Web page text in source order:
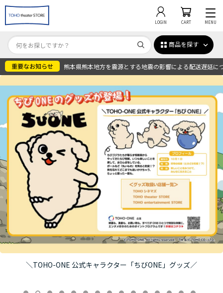
LOGIN CART MENU
商品を探す
熊本県熊本地方を震源とする地震の影響による配送遅延に
8/7（金）午前11時より発売！映画『ブルーロック』劇場グッズ